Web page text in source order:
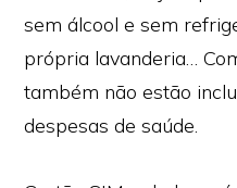
sem álcool e sem
própria lavanderia…
também não estão
despesas de saúde.